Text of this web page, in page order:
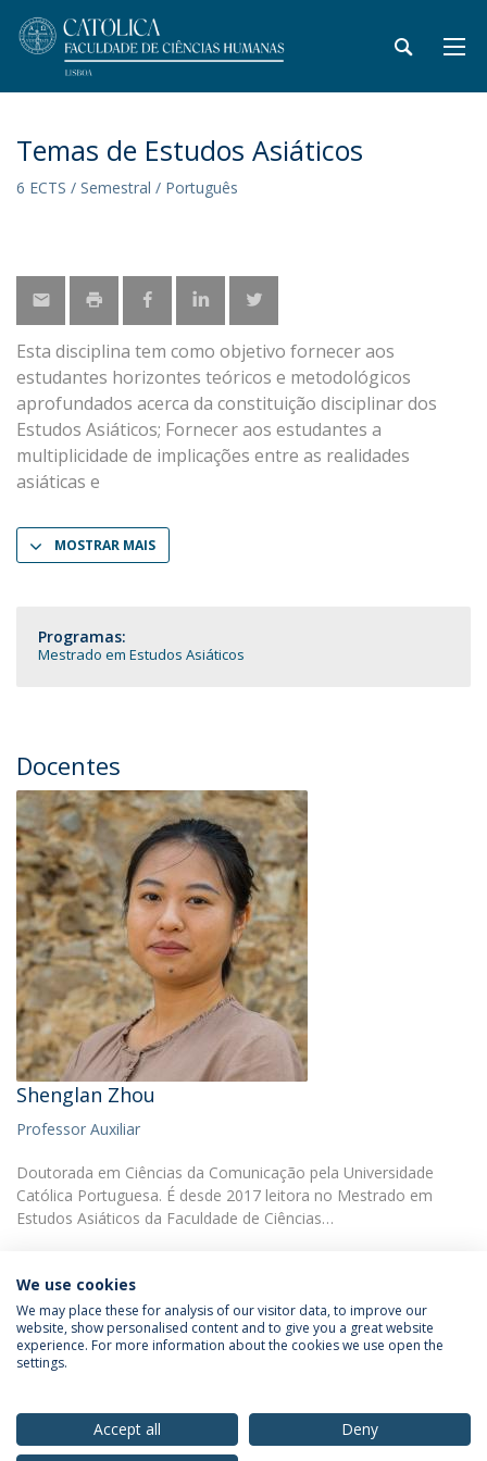
Temas de Estudos Asiáticos
6 ECTS / Semestral / Português
Esta disciplina tem como objetivo fornecer aos
estudantes horizontes teóricos e metodológicos
aprofundados acerca da constituição disciplinar dos
Estudos Asiáticos; Fornecer aos estudantes a
multiplicidade de implicações entre as realidades
asiáticas e
MOSTRAR MAIS
Programas:
Mestrado em Estudos Asiáticos
Docentes
Shenglan Zhou
Professor Auxiliar
Doutorada em Ciências da Comunicação pela Universidade
Católica Portuguesa. É desde 2017 leitora no Mestrado em
Estudos Asiáticos da Faculdade de Ciências…
Política de Privacidade
Termos & Condições
We use cookies
We may place these for analysis of our visitor data, to improve our
website, show personalised content and to give you a great website
experience. For more information about the cookies we use open the
settings.
Accept all
Deny